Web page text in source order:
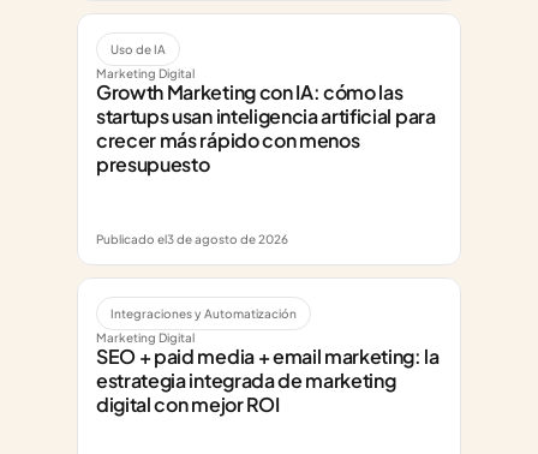
Uso de IA
Marketing Digital
Growth Marketing con IA: cómo las
startups usan inteligencia artificial para
crecer más rápido con menos
presupuesto
Publicado el3 de agosto de 2026
Integraciones y Automatización
Marketing Digital
SEO + paid media + email marketing: la
estrategia integrada de marketing
digital con mejor ROI